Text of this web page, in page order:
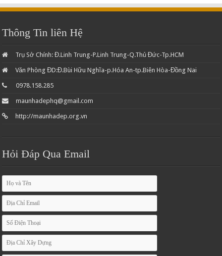
Thông Tin liên Hệ
Trụ Sở Chính: Đ.Linh Trung-P.Linh Trung-Q.Thủ Đức-Tp.HCM
Văn Phòng ĐD:Đ.Bùi Hữu Nghĩa-p.Hóa An-tp.Biên Hòa-Đồng Nai
0978.158.285
maunhadephq@gmail.com
http://maunhadep.org.vn
Hỏi Đáp Qua Email